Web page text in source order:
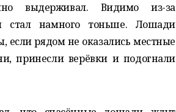
выдерживал. Видимо из-за
стал намного тоньше. Лошади
если рядом не оказались местные
принесли верёвки и подогнали